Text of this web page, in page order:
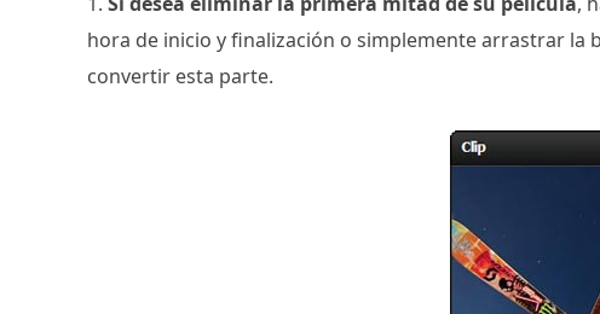
hora de inicio y finalización o simplemente arrastrar la
convertir esta parte.